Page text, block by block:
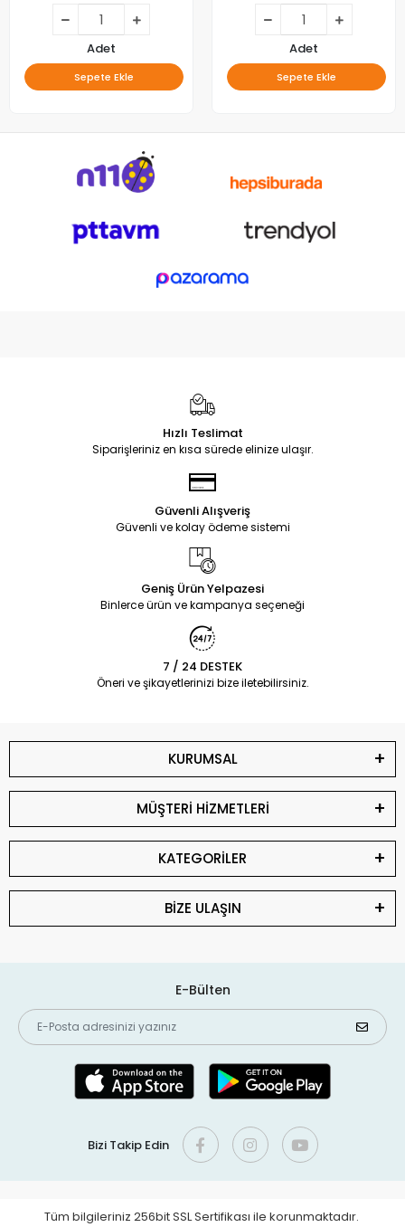
Adet
Sepete Ekle
Adet
Sepete Ekle
Hızlı Teslimat
Siparişleriniz en kısa sürede elinize ulaşır.
Güvenli Alışveriş
Güvenli ve kolay ödeme sistemi
Geniş Ürün Yelpazesi
Binlerce ürün ve kampanya seçeneği
7 / 24 DESTEK
Öneri ve şikayetlerinizi bize iletebilirsiniz.
KURUMSAL
MÜŞTERİ HİZMETLERİ
KATEGORİLER
BİZE ULAŞIN
E-Bülten
Bizi Takip Edin
Tüm bilgileriniz 256bit SSL Sertifikası ile korunmaktadır.